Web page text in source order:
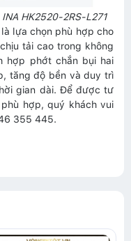
HK2520-2RS-L271
lựa chọn phù hợp cho
tải cao trong không
hợp phớt chắn bụi hai
tăng độ bền và duy trì
gian dài. Để được tư
hợp, quý khách vui
355 445.